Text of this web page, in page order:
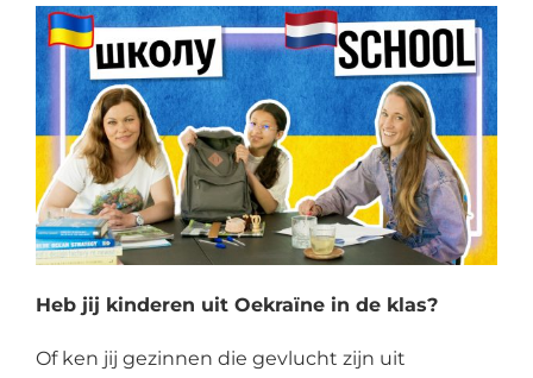
Heb jij kinderen uit Oekraïne in de klas?
Of ken jij gezinnen die gevlucht zijn uit